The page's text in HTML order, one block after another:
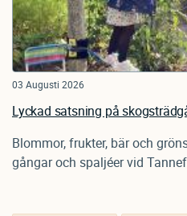
03 Augusti 2026
Lyckad satsning på
Blommor, frukter, bär och
gångar och spaljéer vid